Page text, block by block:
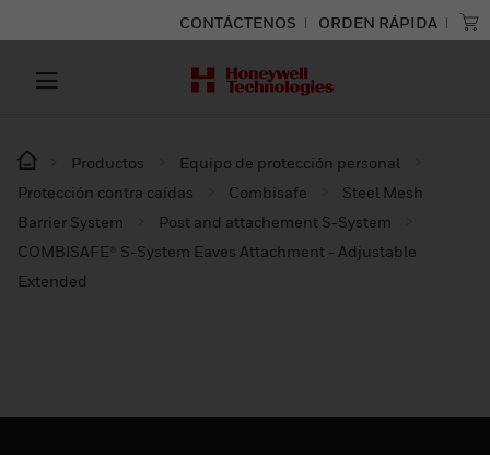
CONTÁCTENOS ORDEN RÁPIDA
Productos
Equipo de protección personal
Protección contra caídas
Combisafe
Steel Mesh
Barrier System
Post and attachement S-System
COMBISAFE® S-System Eaves Attachment - Adjustable
Extended